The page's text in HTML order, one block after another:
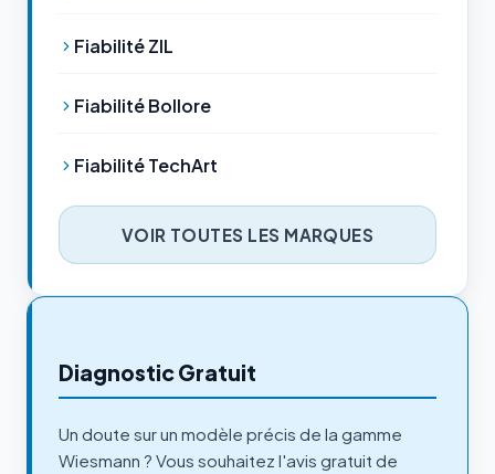
Fiabilité ZIL
Fiabilité Bollore
Fiabilité TechArt
VOIR TOUTES LES MARQUES
Diagnostic Gratuit
Un doute sur un modèle précis de la gamme
Wiesmann ? Vous souhaitez l'avis gratuit de